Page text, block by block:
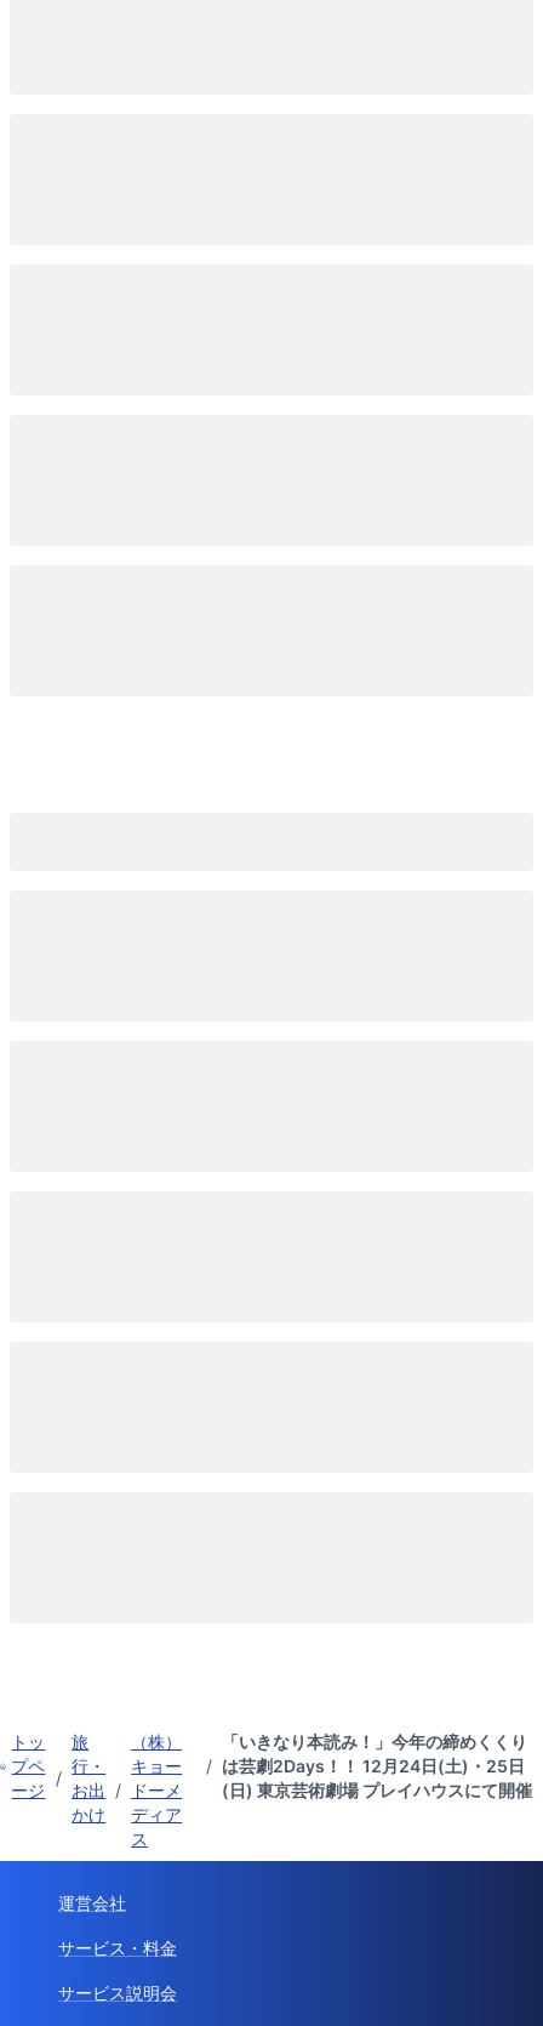
トッ
プペ
ージ
/
旅
行・
お出
かけ
/
（株）
キョー
ドーメ
ディア
ス
/
「いきなり本読み！」今年の締めくくり
は芸劇2Days！！ 12月24日(土)・25日
(日) 東京芸術劇場 プレイハウスにて開催
運営会社
サービス・料金
サービス説明会